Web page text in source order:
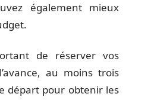
également mieux
de réserver vos
au moins trois
départ pour obtenir les